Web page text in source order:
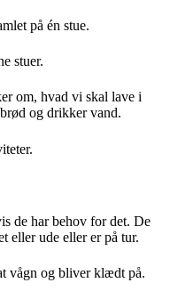
på én stue.
stuer.
om, hvad vi skal lave i
og drikker vand.
de har behov for det. De
eller ude eller er på tur.
vågn og bliver klædt på.